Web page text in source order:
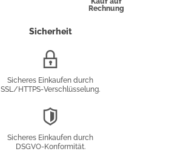
Rechnung
Sicherheit
Sicheres Einkaufen durch
SSL/HTTPS-Verschlüsselung.
Sicheres Einkaufen durch
DSGVO-Konformität.